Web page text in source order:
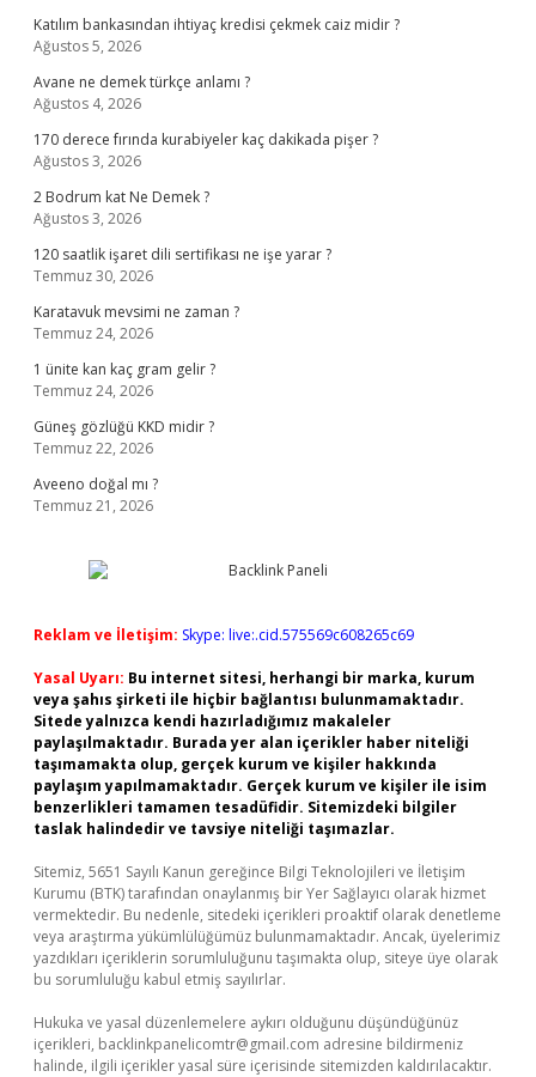
Katılım bankasından ihtiyaç kredisi çekmek caiz midir ?
Ağustos 5, 2026
Avane ne demek türkçe anlamı ?
Ağustos 4, 2026
170 derece fırında kurabiyeler kaç dakikada pişer ?
Ağustos 3, 2026
2 Bodrum kat Ne Demek ?
Ağustos 3, 2026
120 saatlik işaret dili sertifikası ne işe yarar ?
Temmuz 30, 2026
Karatavuk mevsimi ne zaman ?
Temmuz 24, 2026
1 ünite kan kaç gram gelir ?
Temmuz 24, 2026
Güneş gözlüğü KKD midir ?
Temmuz 22, 2026
Aveeno doğal mı ?
Temmuz 21, 2026
Reklam ve İletişim: Skype: live:.cid.575569c608265c69
Yasal Uyarı: Bu internet sitesi, herhangi bir marka, kurum
veya şahıs şirketi ile hiçbir bağlantısı bulunmamaktadır.
Sitede yalnızca kendi hazırladığımız makaleler
paylaşılmaktadır. Burada yer alan içerikler haber niteliği
taşımamakta olup, gerçek kurum ve kişiler hakkında
paylaşım yapılmamaktadır. Gerçek kurum ve kişiler ile isim
benzerlikleri tamamen tesadüfidir. Sitemizdeki bilgiler
taslak halindedir ve tavsiye niteliği taşımazlar.
Sitemiz, 5651 Sayılı Kanun gereğince Bilgi Teknolojileri ve İletişim
Kurumu (BTK) tarafından onaylanmış bir Yer Sağlayıcı olarak hizmet
vermektedir. Bu nedenle, sitedeki içerikleri proaktif olarak denetleme
veya araştırma yükümlülüğümüz bulunmamaktadır. Ancak, üyelerimiz
yazdıkları içeriklerin sorumluluğunu taşımakta olup, siteye üye olarak
bu sorumluluğu kabul etmiş sayılırlar.
Hukuka ve yasal düzenlemelere aykırı olduğunu düşündüğünüz
içerikleri, backlinkpanelicomtr@gmail.com adresine bildirmeniz
halinde, ilgili içerikler yasal süre içerisinde sitemizden kaldırılacaktır.